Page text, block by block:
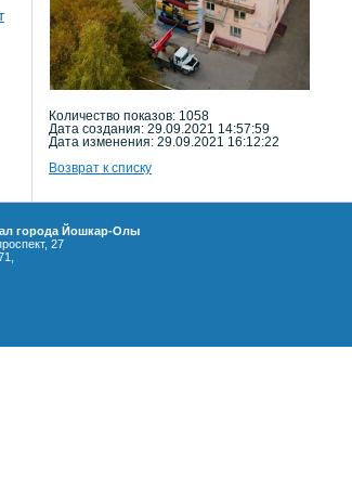
Количество показов: 1058
Дата создания: 29.09.2021 14:57:59
Дата изменения: 29.09.2021 16:12:22
Возврат к списку
города Йошкар-Олы
27